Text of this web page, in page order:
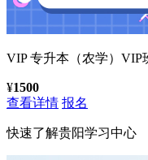
VIP专升本（农学）VIP
¥1500
查看详情 报名
快速了解贵阳学习中心